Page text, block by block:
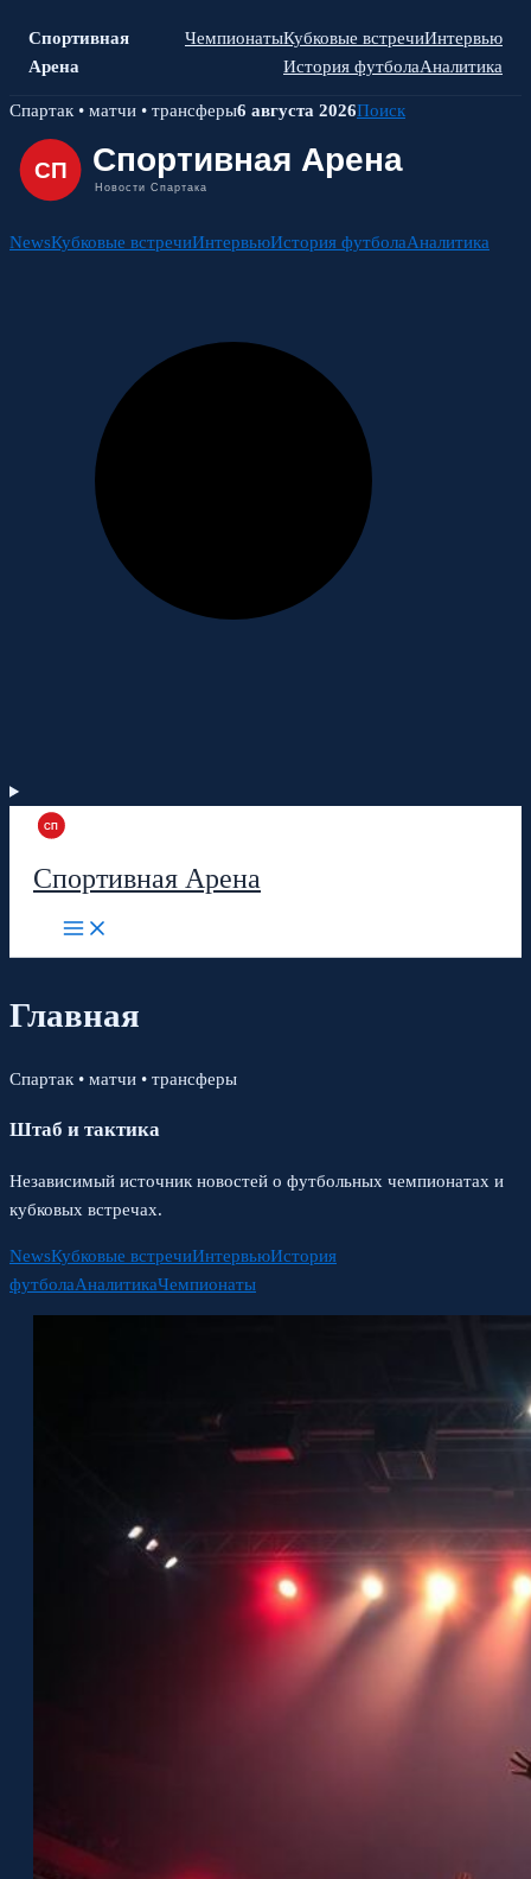
Спортивная
Арена
ЧемпионатыКубковые встречиИнтервью
История футболаАналитика
Skip
content
Спартак • матчи • трансферы6 августа 2026Поиск
NewsКубковые встречиИнтервьюИстория футболаАналитика
Спортивная Арена
Главная
Спартак • матчи • трансферы
Штаб и тактика
Независимый источник новостей о футбольных чемпионатах и
кубковых встречах.
NewsКубковые встречиИнтервьюИстория
футболаАналитикаЧемпионаты